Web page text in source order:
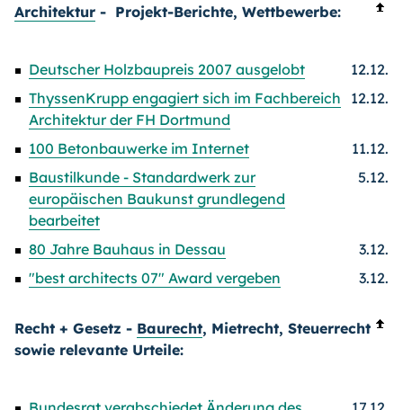
Architektur - Projekt-Berichte, Wettbewerbe:
Deutscher Holzbaupreis 2007 ausgelobt
12.12.
ThyssenKrupp engagiert sich im Fachbereich
Architektur der FH Dortmund
12.12.
100 Betonbauwerke im Internet
11.12.
Baustilkunde - Standardwerk zur
europäischen Baukunst grundlegend
bearbeitet
5.12.
80 Jahre Bauhaus in Dessau
3.12.
"best architects 07" Award vergeben
3.12.
Recht + Gesetz - Baurecht, Mietrecht, Steuerrecht
sowie relevante Urteile: